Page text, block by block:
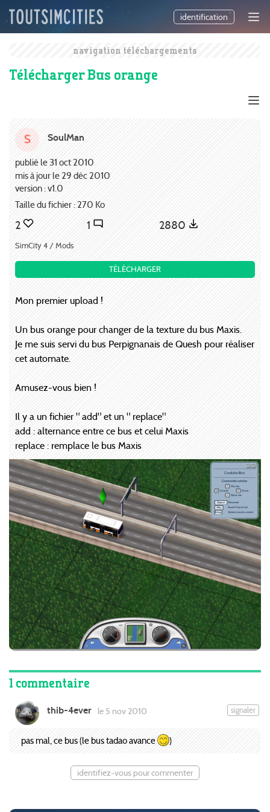
identification
navigation téléchargements
Télécharger Bus orange
S SoulMan
publié le 31 oct 2010
mis à jour le 29 déc 2010
version : v1.0
Taille du fichier : 270 Ko
2 1 2880
SimCity 4 / Mods
TÉLÉCHARGER
Mon premier upload !
Un bus orange pour changer de la texture du bus Maxis.
Je me suis servi du bus Perpignanais de Quesh pour réaliser
cet automate.
Amusez-vous bien !
Il y a un fichier " add" et un " replace"
add : alternance entre ce bus et celui Maxis
replace : remplace le bus Maxis
1 commentaire
thib-4ever le 5 nov 2010 signaler
pas mal, ce bus (le bus tadao avance )
identifiez-vous pour commenter